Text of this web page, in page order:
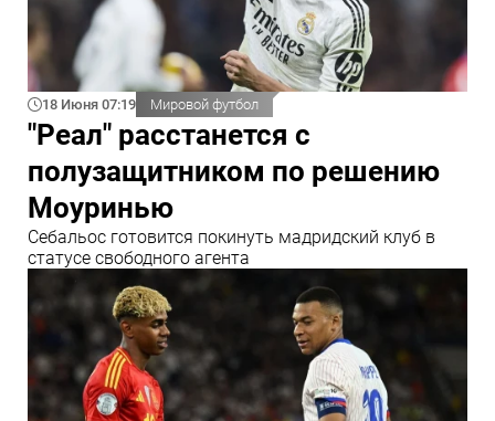
18 Июня 07:19 Мировой футбол
"Реал" расстанется с
полузащитником по решению
Моуринью
Себальос готовится покинуть мадридский клуб в
статусе свободного агента